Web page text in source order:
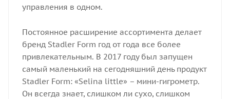
управления в одном.
Постоянное расширение ассортимента делает
бренд Stadler Form год от года все более
привлекательным. В 2017 году был запущен
самый маленький на сегодняшний день продукт
Stadler Form: «Selina little» – мини-гигрометр.
Он всегда знает, слишком ли сухо, слишком